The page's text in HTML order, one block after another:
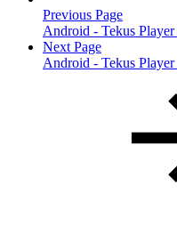
Previous Page
Android - Tekus
Next Page
Android - Tekus